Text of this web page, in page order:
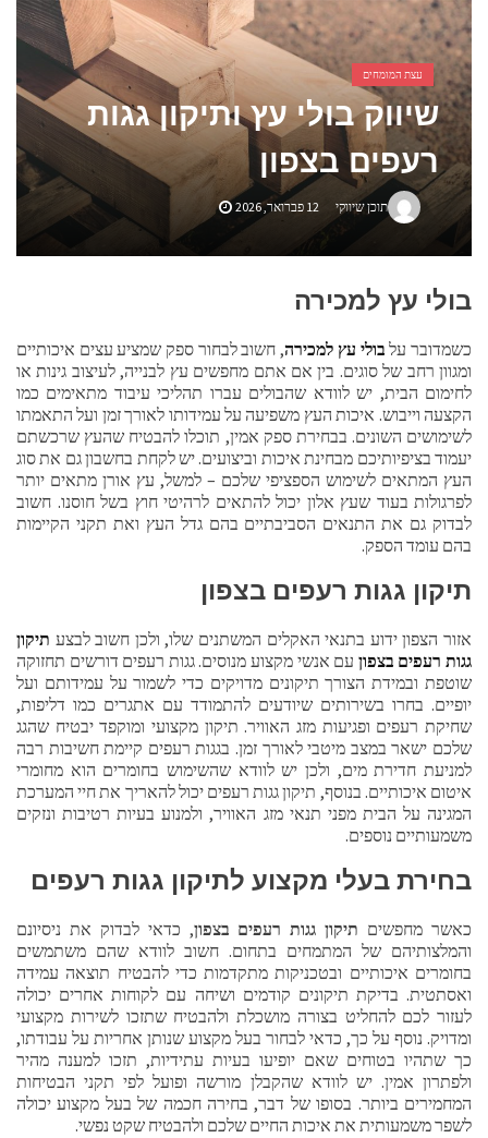
אביזרים ומתנות לגבר שאוהב להיות בשטח
אשפוז פסיכיאטרי ביתי: הגישה הדיסקרטית שמשנה את כללי המשחק בבריאות הנפש
עצת המומחים
שיווק בולי עץ ותיקון גגות
רעפים בצפון
תוכן שיווקי 12 פברואר, 2026
בולי עץ למכירה
כשמדובר על בולי עץ למכירה, חשוב לבחור ספק שמציע עצים איכותיים
ומגוון רחב של סוגים. בין אם אתם מחפשים עץ לבנייה, לעיצוב גינות או
לחימום הבית, יש לוודא שהבולים עברו תהליכי עיבוד מתאימים כמו
הקצעה וייבוש. איכות העץ משפיעה על עמידותו לאורך זמן ועל התאמתו
לשימושים השונים. בבחירת ספק אמין, תוכלו להבטיח שהעץ שרכשתם
יעמוד בציפיותיכם מבחינת איכות וביצועים. יש לקחת בחשבון גם את סוג
העץ המתאים לשימוש הספציפי שלכם – למשל, עץ אורן מתאים יותר
לפרגולות בעוד שעץ אלון יכול להתאים לרהיטי חוץ בשל חוסנו. חשוב
לבדוק גם את התנאים הסביבתיים בהם גדל העץ ואת תקני הקיימות
בהם עומד הספק.
תיקון גגות רעפים בצפון
אזור הצפון ידוע בתנאי האקלים המשתנים שלו, ולכן חשוב לבצע תיקון
גגות רעפים בצפון עם אנשי מקצוע מנוסים. גגות רעפים דורשים תחזוקה
שוטפת ובמידת הצורך תיקונים מדויקים כדי לשמור על עמידותם ועל
יופיים. בחרו בשירותים שיודעים להתמודד עם אתגרים כמו דליפות,
שחיקת רעפים ופגיעות מזג האוויר. תיקון מקצועי ומוקפד יבטיח שהגג
שלכם ישאר במצב מיטבי לאורך זמן. בגגות רעפים קיימת חשיבות רבה
למניעת חדירת מים, ולכן יש לוודא שהשימוש בחומרים הוא מחומרי
איטום איכותיים. בנוסף, תיקון גגות רעפים יכול להאריך את חיי המערכת
המגינה על הבית מפני תנאי מזג האוויר, ולמנוע בעיות רטיבות ונזקים
משמעותיים נוספים.
בחירת בעלי מקצוע לתיקון גגות רעפים
כאשר מחפשים תיקון גגות רעפים בצפון, כדאי לבדוק את ניסיונם
והמלצותיהם של המתמחים בתחום. חשוב לוודא שהם משתמשים
בחומרים איכותיים ובטכניקות מתקדמות כדי להבטיח תוצאה עמידה
ואסתטית. בדיקת תיקונים קודמים ושיחה עם לקוחות אחרים יכולה
לעזור לכם להחליט בצורה מושכלת ולהבטיח שתזכו לשירות מקצועי
ומדויק. נוסף על כך, כדאי לבחור בעל מקצוע שנותן אחריות על עבודתו,
כך שתהיו בטוחים שאם יופיעו בעיות עתידיות, תזכו למענה מהיר
ולפתרון אמין. יש לוודא שהקבלן מורשה ופועל לפי תקני הבטיחות
המחמירים ביותר. בסופו של דבר, בחירה חכמה של בעל מקצוע יכולה
לשפר משמעותית את איכות החיים שלכם ולהבטיח שקט נפשי.